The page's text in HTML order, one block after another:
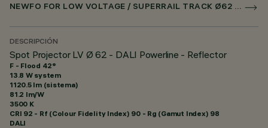
NEWFO FOR LOW VOLTAGE / SUPERRAIL TRACK Ø62 MM
DESCRIPCIÓN
Spot Projector LV Ø 62 - DALI Powerline - Reflector
F - Flood 42°
13.8 W system
1120.5 lm (sistema)
81.2 lm/W
3500 K
CRI 92 - Rf (Colour Fidelity Index) 90 - Rg (Gamut Index) 98
DALI